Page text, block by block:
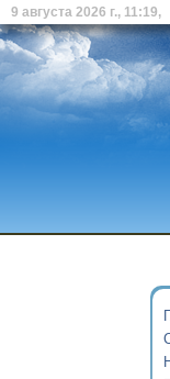
9 августа 2026 г.,